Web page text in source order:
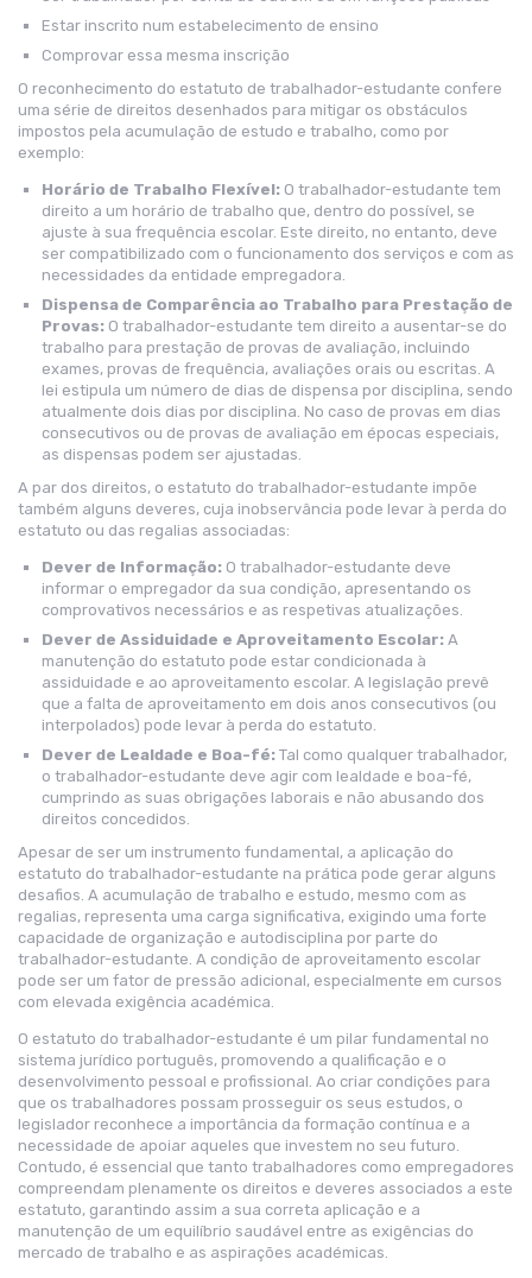
Estar inscrito num estabelecimento de ensino
Comprovar essa mesma inscrição
O reconhecimento do estatuto de trabalhador-estudante confere
uma série de direitos desenhados para mitigar os obstáculos
impostos pela acumulação de estudo e trabalho, como por
exemplo:
Horário de Trabalho Flexível: O trabalhador-estudante tem
direito a um horário de trabalho que, dentro do possível, se
ajuste à sua frequência escolar. Este direito, no entanto, deve
ser compatibilizado com o funcionamento dos serviços e com as
necessidades da entidade empregadora.
Dispensa de Comparência ao Trabalho para Prestação de
Provas: O trabalhador-estudante tem direito a ausentar-se do
trabalho para prestação de provas de avaliação, incluindo
exames, provas de frequência, avaliações orais ou escritas. A
lei estipula um número de dias de dispensa por disciplina, sendo
atualmente dois dias por disciplina. No caso de provas em dias
consecutivos ou de provas de avaliação em épocas especiais,
as dispensas podem ser ajustadas.
A par dos direitos, o estatuto do trabalhador-estudante impõe
também alguns deveres, cuja inobservância pode levar à perda do
estatuto ou das regalias associadas:
Dever de Informação: O trabalhador-estudante deve
informar o empregador da sua condição, apresentando os
comprovativos necessários e as respetivas atualizações.
Dever de Assiduidade e Aproveitamento Escolar: A
manutenção do estatuto pode estar condicionada à
assiduidade e ao aproveitamento escolar. A legislação prevê
que a falta de aproveitamento em dois anos consecutivos (ou
interpolados) pode levar à perda do estatuto.
Dever de Lealdade e Boa-fé: Tal como qualquer trabalhador,
o trabalhador-estudante deve agir com lealdade e boa-fé,
cumprindo as suas obrigações laborais e não abusando dos
direitos concedidos.
Apesar de ser um instrumento fundamental, a aplicação do
estatuto do trabalhador-estudante na prática pode gerar alguns
desafios. A acumulação de trabalho e estudo, mesmo com as
regalias, representa uma carga significativa, exigindo uma forte
capacidade de organização e autodisciplina por parte do
trabalhador-estudante. A condição de aproveitamento escolar
pode ser um fator de pressão adicional, especialmente em cursos
com elevada exigência académica.
O estatuto do trabalhador-estudante é um pilar fundamental no
sistema jurídico português, promovendo a qualificação e o
desenvolvimento pessoal e profissional. Ao criar condições para
que os trabalhadores possam prosseguir os seus estudos, o
legislador reconhece a importância da formação contínua e a
necessidade de apoiar aqueles que investem no seu futuro.
Contudo, é essencial que tanto trabalhadores como empregadores
compreendam plenamente os direitos e deveres associados a este
estatuto, garantindo assim a sua correta aplicação e a
manutenção de um equilíbrio saudável entre as exigências do
mercado de trabalho e as aspirações académicas.